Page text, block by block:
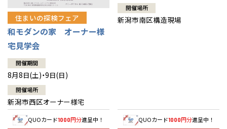
住まいの探検フェア
和モダンの家 オーナー様
宅見学会
開催期間
8月8日(土)・9日(日)
開催場所
新潟市西区オーナー様宅
QUOカード1000円分進呈中！
開催場所
新潟市南区構造現場
QUOカード1000円分進呈中！